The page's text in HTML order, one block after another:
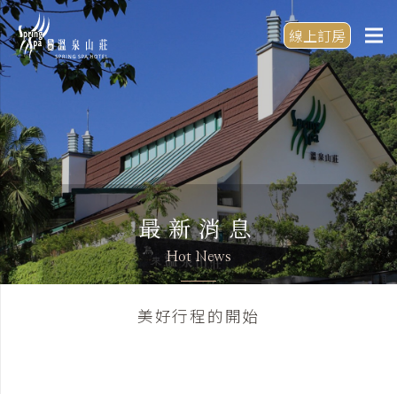
線上訂房
最新消息
Hot News
美好行程的開始